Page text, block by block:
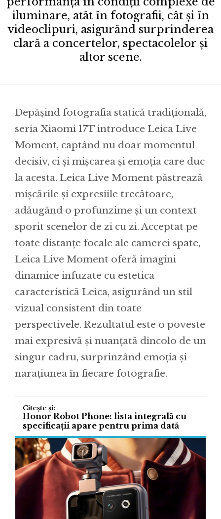
iluminare, atât în fotografii, cât și în
videoclipuri, asigurând surprinderea
clară a concertelor, spectacolelor și
altor scene.
Depășind fotografia statică tradițională,
seria Xiaomi 17T introduce Leica Live
Moment, captând nu doar momentul
decisiv, ci și mișcarea și emoția care duc
la acesta. Leica Live Moment păstrează
mișcările și expresiile trecătoare,
adăugând o profunzime și un context
sporit scenelor de zi cu zi. Acceptat pe
toate distanțe focale ale camerei spate,
Leica Live Moment oferă imagini
dinamice infuzate cu estetica
caracteristică Leica, asigurând un stil
vizual consistent din toate
perspectivele. Rezultatul este o poveste
mai expresivă și nuanțată dincolo de un
singur cadru, surprinzând emoția și
narațiunea în fiecare fotografie.
Honor Robot Phone: lista integrală cu
specificații apare pentru prima dată